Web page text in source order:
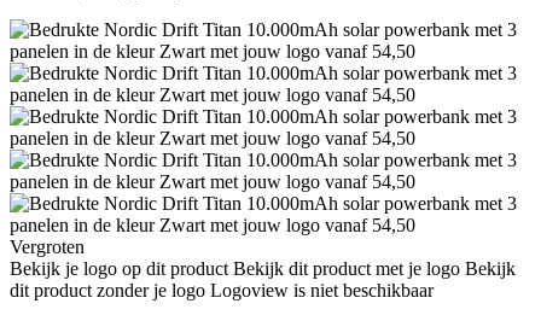
Vergroten
Bekijk je logo op dit product Bekijk dit product met je logo Bekijk
dit product zonder je logo Logoview is niet beschikbaar